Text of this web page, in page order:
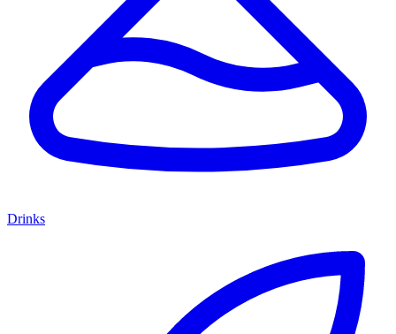
Drinks